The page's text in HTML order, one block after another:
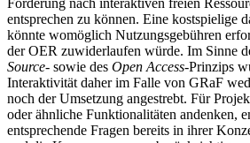
entsprechen zu können. Eine kostspielige
könnte womöglich Nutzungsgebühren
der OER zuwiderlaufen würde. Im Sinne
Source- sowie des Open Access-Prinzips
Interaktivität daher im Falle von GRaF
noch der Umsetzung angestrebt. Für
oder ähnliche Funktionalitäten andenken,
entsprechende Fragen bereits in ihrer